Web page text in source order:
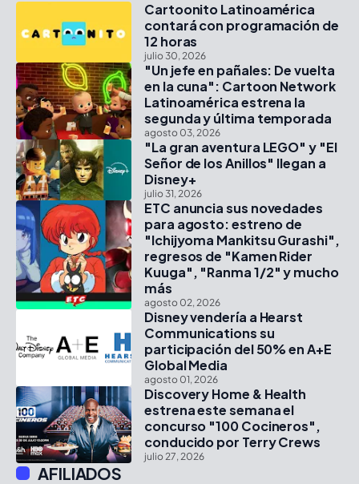
Cartoonito Latinoamérica
contará con programación de
12 horas
julio 30, 2026
"Un jefe en pañales: De vuelta
en la cuna": Cartoon Network
Latinoamérica estrena la
segunda y última temporada
agosto 03, 2026
"La gran aventura LEGO" y "El
Señor de los Anillos" llegan a
Disney+
julio 31, 2026
ETC anuncia sus novedades
para agosto: estreno de
"Ichijyoma Mankitsu Gurashi",
regresos de "Kamen Rider
Kuuga", "Ranma 1/2" y mucho
más
agosto 02, 2026
Disney vendería a Hearst
Communications su
participación del 50% en A+E
Global Media
agosto 01, 2026
Discovery Home & Health
estrena este semana el
concurso "100 Cocineros",
conducido por Terry Crews
julio 27, 2026
AFILIADOS